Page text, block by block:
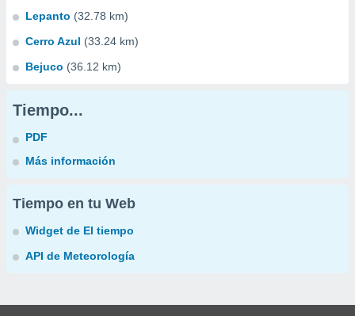
Lepanto (32.78 km)
Cerro Azul (33.24 km)
Bejuco (36.12 km)
Tiempo...
PDF
Más información
Tiempo en tu Web
Widget de El tiempo
API de Meteorología